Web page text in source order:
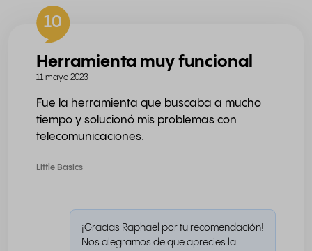
10
Herramienta muy funcional
11 mayo 2023
Fue la herramienta que buscaba a mucho
tiempo y solucionó mis problemas con
telecomunicaciones.
Little Basics
¡Gracias Raphael por tu recomendación!
Nos alegramos de que aprecies la